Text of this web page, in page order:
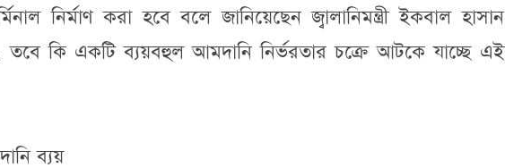
নির্মাণ করা হবে বলে জানিয়েছেন জ্বালানিমন্ত্রী ইকবাল হাসান
তবে কি একটি ব্যয়বহুল আমদানি নির্ভরতার চক্রে আটকে যাচ্ছে এই
ব্যয়